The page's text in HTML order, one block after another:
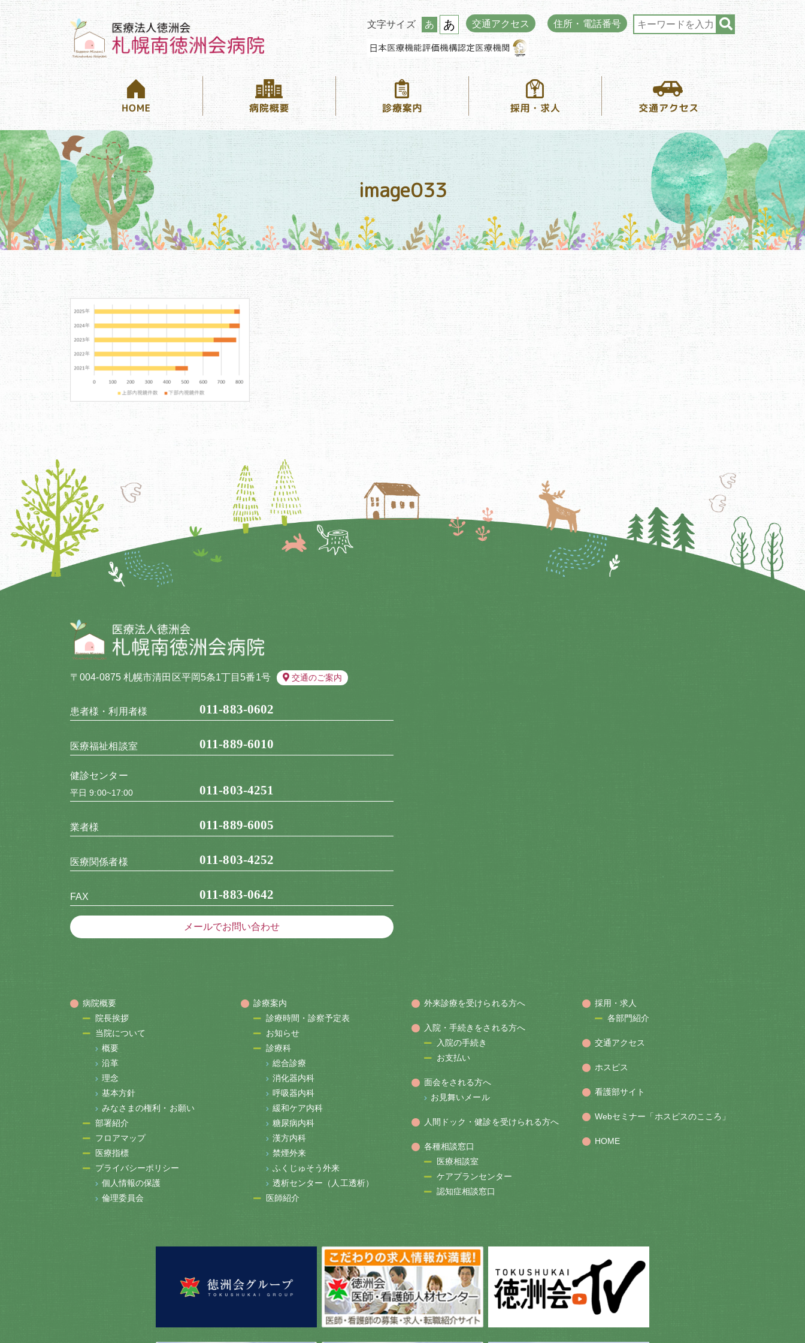
文字サイズ あ あ 交通アクセス 住所・電話番号
image033
〒004-0875 札幌市清田区平岡5条1丁目5番1号 交通のご案内
患者様・利用者様 011-883-0602
医療福祉相談室 011-889-6010
健診センター
平日 9:00~17:00 011-803-4251
業者様 011-889-6005
医療関係者様 011-803-4252
FAX 011-883-0642
メールでお問い合わせ
病院概要
院長挨拶
当院について
概要
沿革
理念
基本方針
みなさまの権利・お願い
部署紹介
フロアマップ
医療指標
プライバシーポリシー
個人情報の保護
倫理委員会
診療案内
診療時間・診察予定表
お知らせ
診療科
総合診療
消化器内科
呼吸器内科
緩和ケア内科
糖尿病内科
漢方内科
禁煙外来
ふくじゅそう外来
透析センター（人工透析）
医師紹介
外来診療を受けられる方へ
入院・手続きをされる方へ
入院の手続き
お支払い
面会をされる方へ
お見舞いメール
人間ドック・健診を受けられる方へ
各種相談窓口
医療相談室
ケアプランセンター
認知症相談窓口
採用・求人
各部門紹介
交通アクセス
ホスピス
看護部サイト
Webセミナー「ホスピスのこころ」
HOME